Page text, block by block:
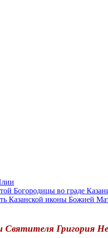
Богородицы во граде
Казанской иконы Божией
Григория